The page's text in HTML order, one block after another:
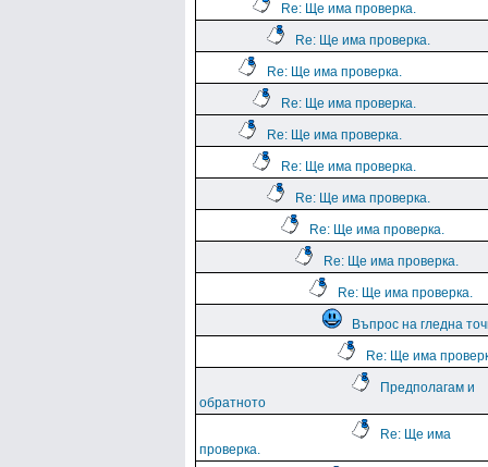
Re: Ще има проверка.
Re: Ще има проверка.
Re: Ще има проверка.
Re: Ще има проверка.
Re: Ще има проверка.
Re: Ще има проверка.
Re: Ще има проверка.
Re: Ще има проверка.
Re: Ще има проверка.
Re: Ще има проверка.
Въпрос на гледна
Re: Ще има
Предполагам и
обратното
Re: Ще има
проверка.